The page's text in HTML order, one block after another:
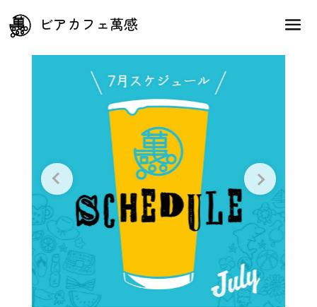
ビアカフェ萬感
7月の萬感スケジュール